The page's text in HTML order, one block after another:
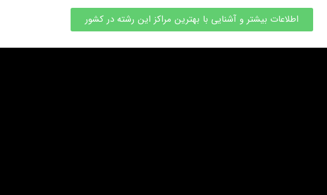
اطلاعات بیشتر و آشنایی با بهترین مراکز این رشته در کشور